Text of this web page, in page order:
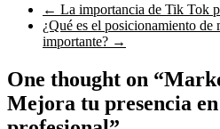
← La importancia de Tik Tok
¿Qué es el posicionamiento de
importante? →
One thought on “
Mejora tu presencia